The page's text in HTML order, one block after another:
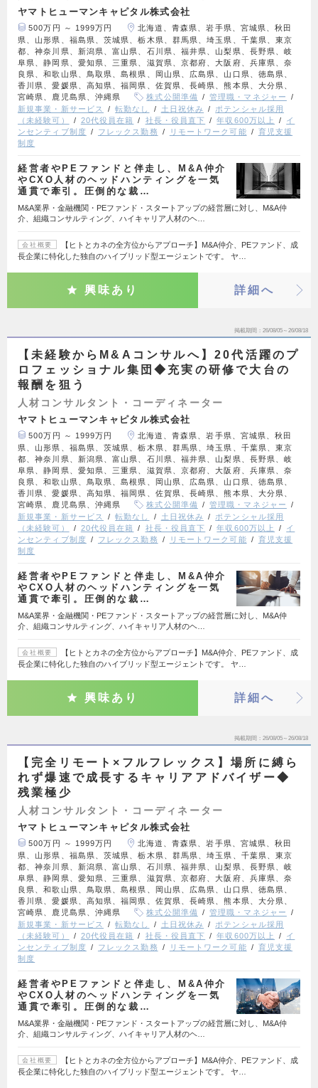
ヤマトヒューマンキャピタル株式会社
500万円 ～ 1999万円
北海道、青森県、岩手県、宮城県、秋田
県、山形県、福島県、茨城県、栃木県、群馬県、埼玉県、千葉県、東京
都、神奈川県、新潟県、富山県、石川県、福井県、山梨県、長野県、岐
阜県、静岡県、愛知県、三重県、滋賀県、京都府、大阪府、兵庫県、奈
良県、和歌山県、鳥取県、島根県、岡山県、広島県、山口県、徳島県、
香川県、愛媛県、高知県、福岡県、佐賀県、長崎県、熊本県、大分県、
宮崎県、鹿児島県、沖縄県
株式公開準備
管理職・マネジャー
新規事業・新サービス
転勤なし 土日祝休み
ポテンシャル採用
（未経験可）
20代役員在籍 社長・役員直下 年収600万以上
イ
ンセンティブ制度
フレックス勤務 リモートワーク可能
育児支援
制度
経営者やPEファンドと伴走し、M&A仲介
やCXO人材のヘッドハンティングを一気
通貫で牽引。圧倒的な裁…
M&A業界・金融機関・PEファンド・スタートアップの経営層に対し、M&A仲
介、組織コンサルティング、ハイキャリア人材のヘ…
会社概要
【ヒトとカネの全方位からアプローチ】M&A仲介、PEファンド、成
長企業に特化した独自のハイブリッド型エージェントです。 ヤ…
興味あり 詳細へ
掲載期間 26/08/05～26/08/18
【未経験からM&Aコンサルへ】20代活躍のプ
ロフェッショナル集団◆充実の研修で大台の
報酬を狙う
人材コンサルタント・コーディネーター
ヤマトヒューマンキャピタル株式会社
500万円 ～ 1999万円
北海道、青森県、岩手県、宮城県、秋田
県、山形県、福島県、茨城県、栃木県、群馬県、埼玉県、千葉県、東京
都、神奈川県、新潟県、富山県、石川県、福井県、山梨県、長野県、岐
阜県、静岡県、愛知県、三重県、滋賀県、京都府、大阪府、兵庫県、奈
良県、和歌山県、鳥取県、島根県、岡山県、広島県、山口県、徳島県、
香川県、愛媛県、高知県、福岡県、佐賀県、長崎県、熊本県、大分県、
宮崎県、鹿児島県、沖縄県
株式公開準備
管理職・マネジャー
新規事業・新サービス
転勤なし 土日祝休み
ポテンシャル採用
（未経験可）
20代役員在籍 社長・役員直下 年収600万以上
イ
ンセンティブ制度
フレックス勤務 リモートワーク可能
育児支援
制度
経営者やPEファンドと伴走し、M&A仲介
やCXO人材のヘッドハンティングを一気
通貫で牽引。圧倒的な裁…
M&A業界・金融機関・PEファンド・スタートアップの経営層に対し、M&A仲
介、組織コンサルティング、ハイキャリア人材のヘ…
会社概要
【ヒトとカネの全方位からアプローチ】M&A仲介、PEファンド、成
長企業に特化した独自のハイブリッド型エージェントです。 ヤ…
興味あり 詳細へ
掲載期間 26/08/05～26/08/18
【完全リモート×フルフレックス】場所に縛ら
れず爆速で成長するキャリアアドバイザー◆
残業極少
人材コンサルタント・コーディネーター
ヤマトヒューマンキャピタル株式会社
500万円 ～ 1999万円
北海道、青森県、岩手県、宮城県、秋田
県、山形県、福島県、茨城県、栃木県、群馬県、埼玉県、千葉県、東京
都、神奈川県、新潟県、富山県、石川県、福井県、山梨県、長野県、岐
阜県、静岡県、愛知県、三重県、滋賀県、京都府、大阪府、兵庫県、奈
良県、和歌山県、鳥取県、島根県、岡山県、広島県、山口県、徳島県、
香川県、愛媛県、高知県、福岡県、佐賀県、長崎県、熊本県、大分県、
宮崎県、鹿児島県、沖縄県
株式公開準備
管理職・マネジャー
新規事業・新サービス
転勤なし 土日祝休み
ポテンシャル採用
（未経験可）
20代役員在籍 社長・役員直下 年収600万以上
イ
ンセンティブ制度
フレックス勤務 リモートワーク可能
育児支援
制度
経営者やPEファンドと伴走し、M&A仲介
やCXO人材のヘッドハンティングを一気
通貫で牽引。圧倒的な裁…
M&A業界・金融機関・PEファンド・スタートアップの経営層に対し、M&A仲
介、組織コンサルティング、ハイキャリア人材のヘ…
会社概要
【ヒトとカネの全方位からアプローチ】M&A仲介、PEファンド、成
長企業に特化した独自のハイブリッド型エージェントです。 ヤ…